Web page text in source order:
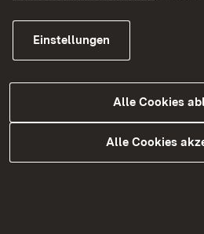
Grundwasserkörper
Einzugsgebietes und auf
Einstellungen
Alle Cookies
Alle Cookies